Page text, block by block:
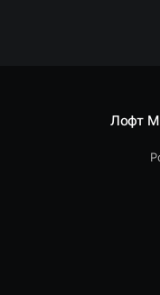
Лофт